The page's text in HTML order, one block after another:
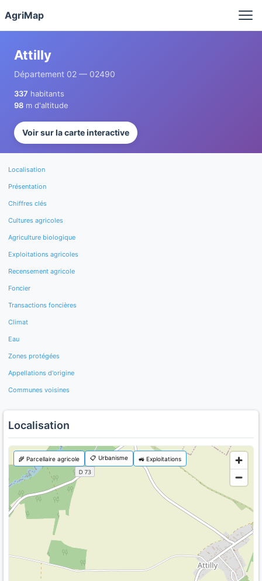
AgriMap
Attilly
Département 02 — 02490
337 habitants
98 m d'altitude
Voir sur la carte interactive
Localisation
Présentation
Chiffres clés
Cultures agricoles
Agriculture biologique
Exploitations agricoles
Recensement agricole
Foncier
Transactions foncières
Climat
Eau
Zones protégées
Appellations d'origine
Communes voisines
Localisation
🌾 Parcellaire agricole 📋 Urbanisme 🚜 Exploitations